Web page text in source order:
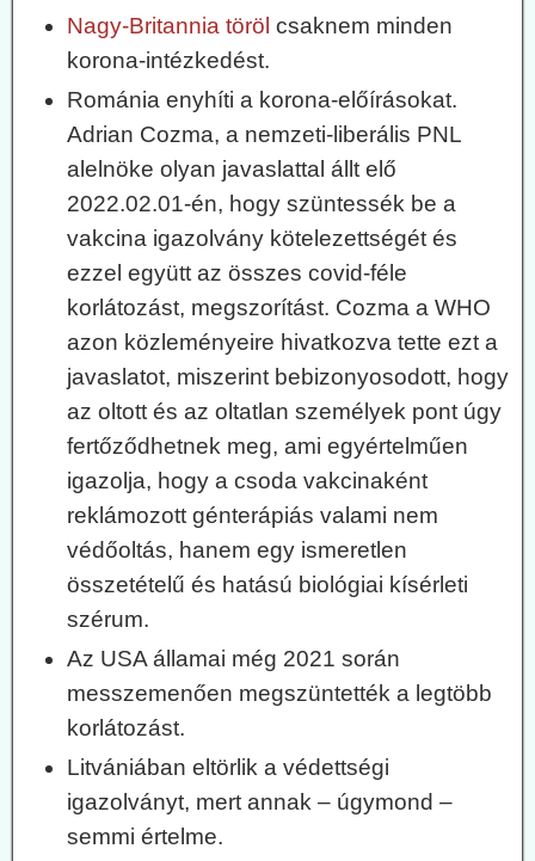
Nagy-Britannia töröl csaknem minden
korona-intézkedést.
Románia enyhíti a korona-előírásokat.
Adrian Cozma, a nemzeti-liberális PNL
alelnöke olyan javaslattal állt elő
2022.02.01-én, hogy szüntessék be a
vakcina igazolvány kötelezettségét és
ezzel együtt az összes covid-féle
korlátozást, megszorítást. Cozma a WHO
azon közleményeire hivatkozva tette ezt a
javaslatot, miszerint bebizonyosodott, hogy
az oltott és az oltatlan személyek pont úgy
fertőződhetnek meg, ami egyértelműen
igazolja, hogy a csoda vakcinaként
reklámozott génterápiás valami nem
védőoltás, hanem egy ismeretlen
összetételű és hatású biológiai kísérleti
szérum.
Az USA államai még 2021 során
messzemenően megszüntették a legtöbb
korlátozást.
Litvániában eltörlik a védettségi
igazolványt, mert annak – úgymond –
semmi értelme.